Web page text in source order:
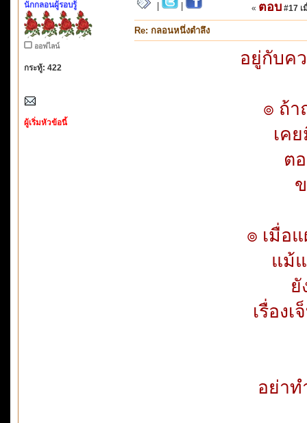
นักกลอนผู้รอบรู้
ออฟไลน์
กระทู้: 422
ผู้เริ่มหัวข้อนี้
« ตอบ #17 เ
Re: กลอนหนึ่งตำลึง
อยู่กับค
๏ ถ้า
เค
ต
๏ เมื่อ
แม้
ยั
เรื่อง
อย่าท